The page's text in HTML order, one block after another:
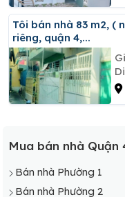
Tôi bán nhà 83 m2, ( ngang 6,5m x dài 13 m), sổ hồng
riêng, quận 4,...
Mua bán nhà Quận
Bán nhà Phường 1
Bán nhà Phường 2